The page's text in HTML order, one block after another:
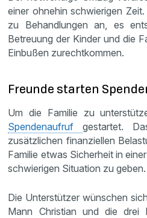
einer ohnehin schwierigen
zu Behandlungen an, es
Betreuung der Kinder und die
Einbußen zurechtkommen.
Freunde starten
Um die Familie zu
Spendenaufrufgestartet.
zusätzlichen finanziellen
Familie etwas Sicherheit in
schwierigen Situation zu geben.
Die Unterstützer wünschen
Mann Christian und die